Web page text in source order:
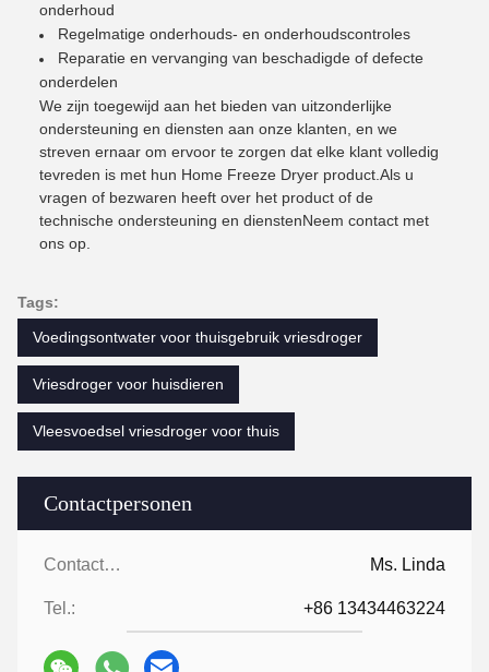
Contactpersonen
Contactpersonen: Ms. Linda
Tel.: +86 13434463224
onderhoud
Regelmatige onderhouds- en onderhoudscontroles
Reparatie en vervanging van beschadigde of defecte
onderdelen
We zijn toegewijd aan het bieden van uitzonderlijke
ondersteuning en diensten aan onze klanten, en we
streven ernaar om ervoor te zorgen dat elke klant volledig
tevreden is met hun Home Freeze Dryer product.Als u
vragen of bezwaren heeft over het product of de
technische ondersteuning en dienstenNeem contact met
ons op.
Tags:
Voedingsontwater voor thuisgebruik vriesdroger
Vriesdroger voor huisdieren
Vleesvoedsel vriesdroger voor thuis